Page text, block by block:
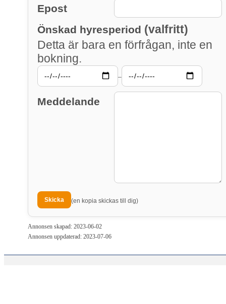
Epost
Önskad hyresperiod (valfritt)
Detta är bara en förfrågan, inte en
bokning.
–
Meddelande
(en kopia skickas till dig)
Annonsen skapad: 2023-06-02
Annonsen uppdaterad: 2023-07-06